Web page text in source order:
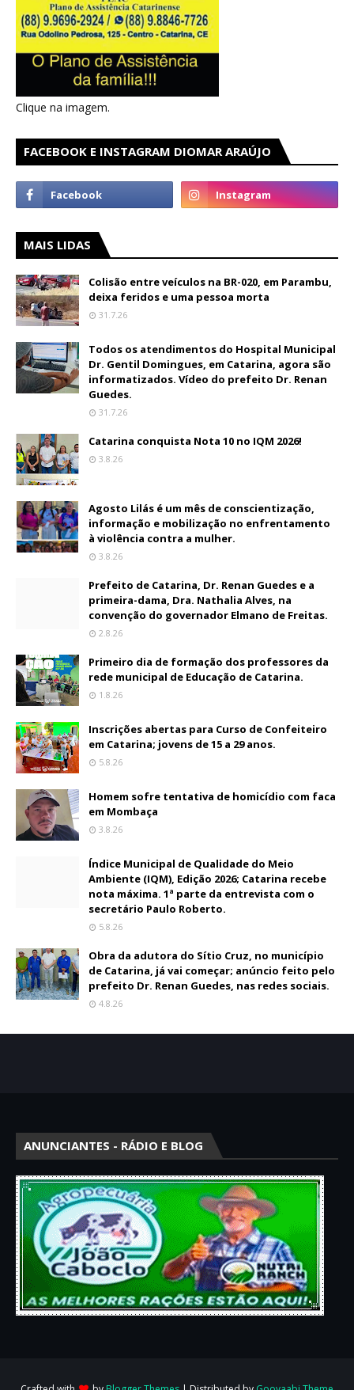
Clique na imagem.
FACEBOOK E INSTAGRAM DIOMAR ARAÚJO
MAIS LIDAS
Colisão entre veículos na BR-020, em Parambu,
deixa feridos e uma pessoa morta
31.7.26
Todos os atendimentos do Hospital Municipal
Dr. Gentil Domingues, em Catarina, agora são
informatizados. Vídeo do prefeito Dr. Renan
Guedes.
31.7.26
Catarina conquista Nota 10 no IQM 2026!
3.8.26
Agosto Lilás é um mês de conscientização,
informação e mobilização no enfrentamento
à violência contra a mulher.
3.8.26
Prefeito de Catarina, Dr. Renan Guedes e a
primeira-dama, Dra. Nathalia Alves, na
convenção do governador Elmano de Freitas.
2.8.26
Primeiro dia de formação dos professores da
rede municipal de Educação de Catarina.
1.8.26
Inscrições abertas para Curso de Confeiteiro
em Catarina; jovens de 15 a 29 anos.
5.8.26
Homem sofre tentativa de homicídio com faca
em Mombaça
3.8.26
Índice Municipal de Qualidade do Meio
Ambiente (IQM), Edição 2026; Catarina recebe
nota máxima. 1ª parte da entrevista com o
secretário Paulo Roberto.
5.8.26
Obra da adutora do Sítio Cruz, no município
de Catarina, já vai começar; anúncio feito pelo
prefeito Dr. Renan Guedes, nas redes sociais.
4.8.26
ANUNCIANTES - RÁDIO E BLOG